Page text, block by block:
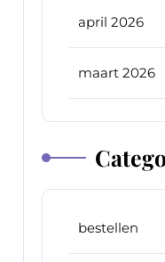
april 2026
maart 2026
bestellen